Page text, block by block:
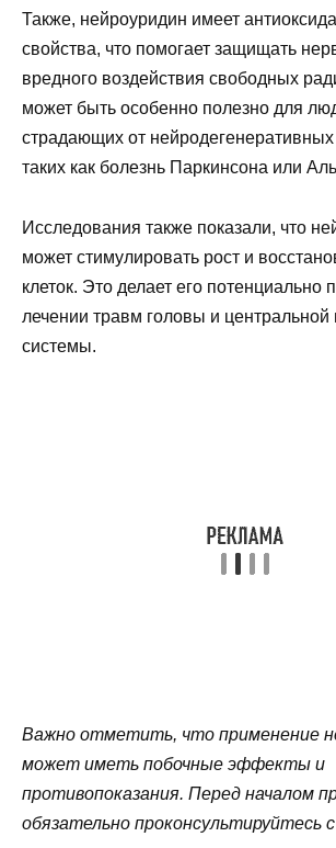
Также, нейроуридин имеет
свойства, что помогает защищать
вредного воздействия свободных
может быть особенно полезно для
страдающих от
таких как болезнь Паркинсона или
Исследования также показали, что
может стимулировать рост и
клеток. Это делает его потенциально
лечении травм головы и центральной
системы.
Важно отметить, что применение
может иметь побочные эффекты и
противопоказания. Перед началом
обязательно проконсультируйтесь